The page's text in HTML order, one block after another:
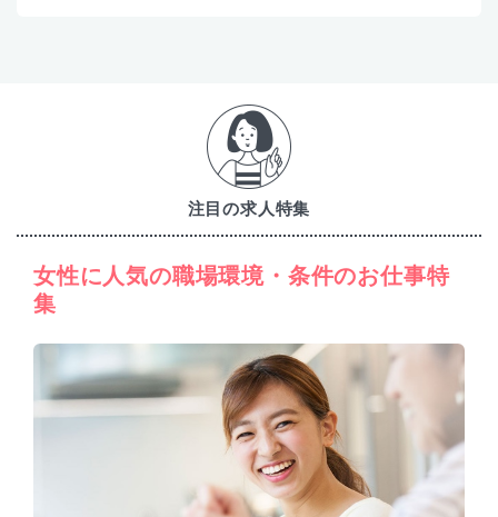
注目の求人特集
女性に人気の職場環境・条件のお仕事特
集